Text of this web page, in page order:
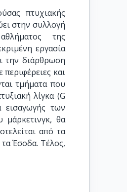
πτυχιακής
στην συλλογή
της
εργασία
την διάρθρωση
και
τμήματα που
λίγκα (G
εισαγωγής των
θα
από τα
τα Έσοδα. Τέλος,